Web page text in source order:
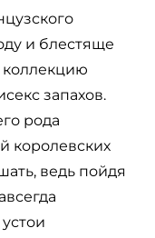
и блестяще
коллекцию
запахов.
рода
королевских
ведь пойдя